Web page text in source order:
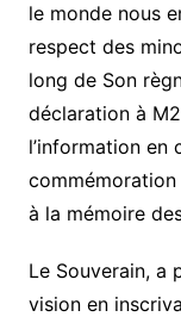
le monde nous
respect des
long de Son
déclaration à
l’information en
à la mémoire
Le Souverain, a
vision en